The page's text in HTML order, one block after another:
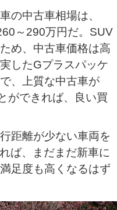
の中古車相場は、
～290万円だ。SUV
め、中古車価格は高
したGプラスパッケ
、上質な中古車が
ができれば、良い買
距離が少ない車両を
ば、まだまだ新車に
足度も高くなるはず